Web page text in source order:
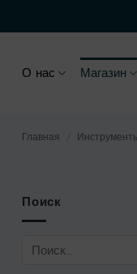
to
О нас Магазин
Главная
Поиск
Искать: